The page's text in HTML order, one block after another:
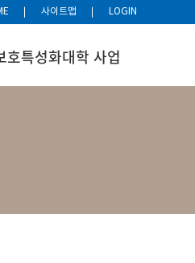
사이트맵 LOGIN
호특성화대학 사업